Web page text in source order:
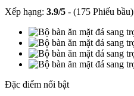
Xếp hạng: 3.9/5 - (175 Phiếu bầu)
Đặc điểm nổi bật